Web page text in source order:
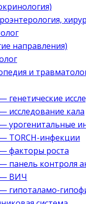
направления)
и
генетические
исследование кала
урогенитальные
TORCH-инфекции
факторы роста
панель контроля
— ВИЧ
гипоталамо-